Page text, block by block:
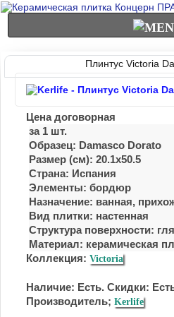
Плинтус Victoria
Цена договорная
за 1 шт.
Образец: Damasco Dorato
Размер (см): 20.1x50.5
Страна: Испания
Элементы: бордюр
Назначение: ванная,
Вид плитки: настенная
Структура поверхности:
Материал: керамическая
Коллекция: Victoria
Наличие: Есть. Скидки:
Производитель; Kerlife